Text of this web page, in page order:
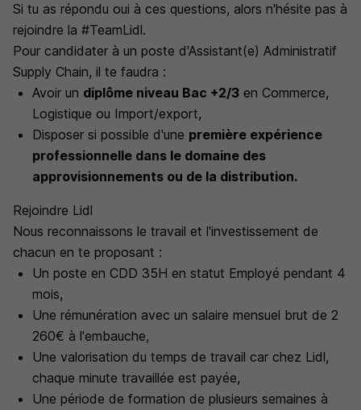
Si tu as répondu oui à ces questions, alors n'hésite pas à
rejoindre la #TeamLidl.
Pour candidater à un poste d'Assistant(e) Administratif
Supply Chain, il te faudra :
Avoir un diplôme niveau Bac +2/3 en Commerce,
Logistique ou Import/export,
Disposer si possible d'une première expérience
professionnelle dans le domaine des
approvisionnements ou de la distribution.
Rejoindre Lidl
Nous reconnaissons le travail et l'investissement de
chacun en te proposant :
Un poste en CDD 35H en statut Employé pendant 4
mois,
Une rémunération avec un salaire mensuel brut de 2
260€ à l'embauche,
Une valorisation du temps de travail car chez Lidl,
chaque minute travaillée est payée,
Une période de formation de plusieurs semaines à